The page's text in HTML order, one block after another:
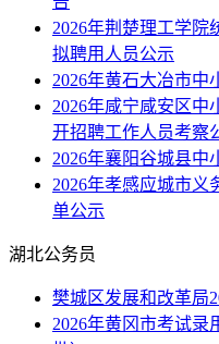
2026年荆楚理工学院
拟聘用人员公示
2026年黄石大冶市中
2026年咸宁咸安区中
开招聘工作人员考察
2026年襄阳谷城县中
2026年孝感应城市义
单公示
湖北公务员
樊城区发展和改革局
2026年黄冈市考试录